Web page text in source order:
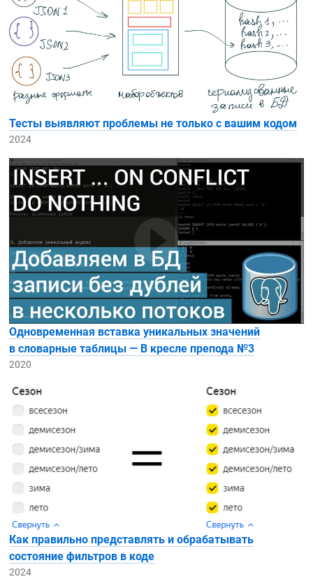
Тесты выявляют проблемы не только с вашим кодом
2024
Одновременная вставка уникальных значений
в словарные таблицы — В кресле препода №3
2020
Как правильно представлять и обрабатывать
состояние фильтров в коде
2024